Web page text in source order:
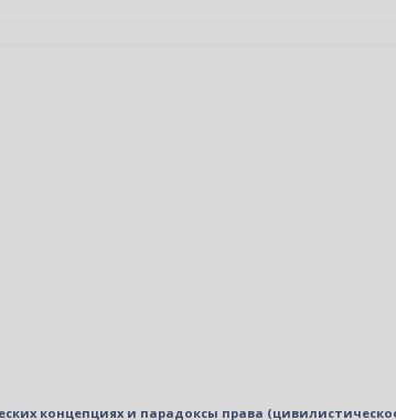
концепциях и парадоксы права